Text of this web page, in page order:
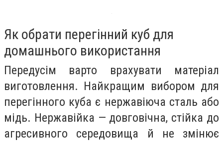
Як обрати перегінний куб для
домашнього використання
Передусім варто врахувати матеріал
виготовлення. Найкращим вибором для
перегінного куба є нержавіюча сталь або
мідь. Нержавійка — довговічна, стійка до
агресивного середовища й не змінює